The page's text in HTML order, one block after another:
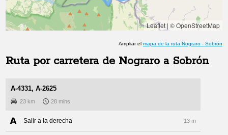
Leaflet| © OpenStreetMap
Ampliar el mapa de la ruta Nograro- Sobrón
Ruta por carretera de Nograro a Sobrón
A-4331, A-2625
23 km 28 mins
Salir a la derecha 13 m